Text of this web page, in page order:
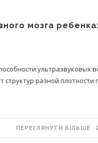
мозга
ультразвуковых
структур разной
ПЕРЕГЛЯНУТИ БІЛЬШЕ